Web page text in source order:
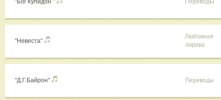
"Бог Купидон " Переводы
"Невеста"
Любовная
лирика
"Д.Г.Байрон" Переводы